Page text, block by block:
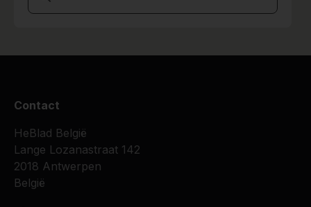
Contact
HeBlad België
Lange Lozanastraat 142
2018 Antwerpen
België